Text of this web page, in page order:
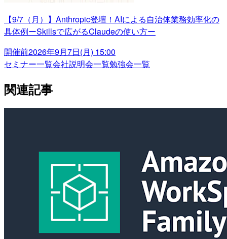
【9/7（月）】Anthropic登壇！AIによる自治体業務効率化の
具体例ーSkillsで広がるClaudeの使い方ー
開催前2026年9月7日(月) 15:00
セミナー一覧会社説明会一覧勉強会一覧
関連記事